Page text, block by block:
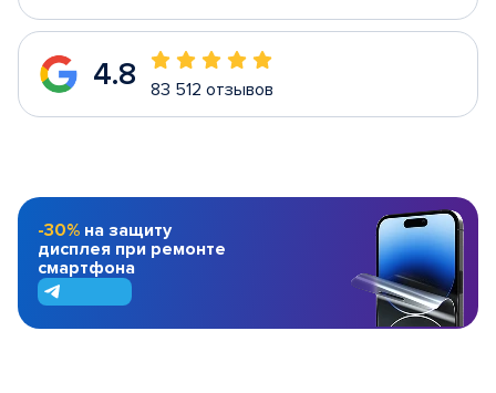
4.8 83 512 отзывов
-30% на защиту
дисплея при ремонте
смартфона